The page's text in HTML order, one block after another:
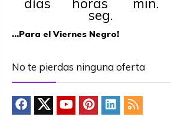
seg.
…Para el Viernes Negro!
No te pierdas ninguna oferta